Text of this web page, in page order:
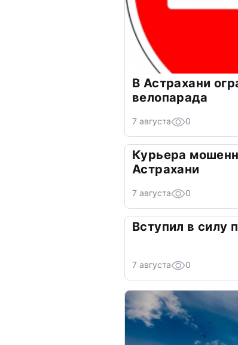
В Астрахани
велопарада
7 августа 0
Курьера
Астрахани
7 августа 0
Вступил в силу
7 августа 0